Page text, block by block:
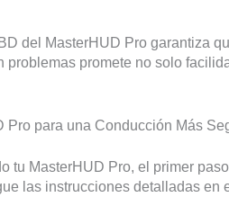
del MasterHUD Pro garantiza
problemas promete no solo
Pro para una Conducción Más
tu MasterHUD Pro, el primer
las instrucciones detalladas